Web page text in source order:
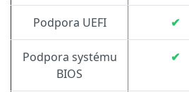
Podpora UEFI ✔
Podpora systému
BIOS
✔